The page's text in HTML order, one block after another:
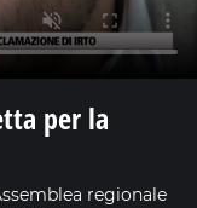
per la
regionale